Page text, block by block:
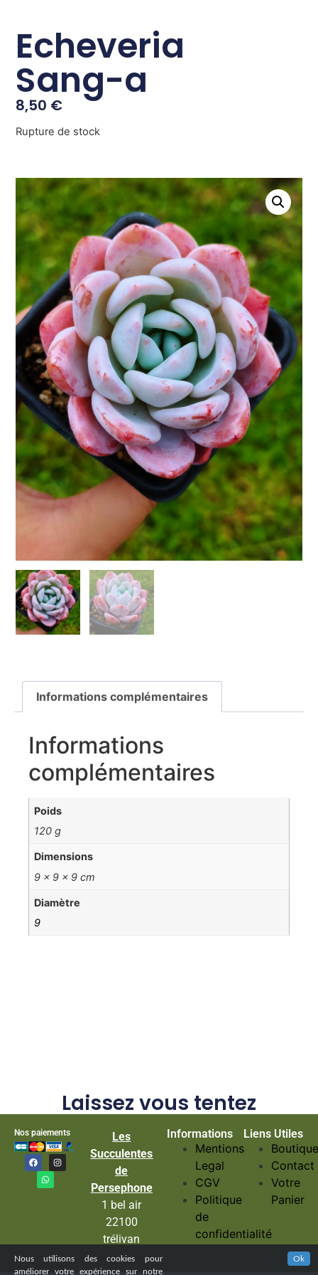
Echeveria
Sang-a
8,50 €
Rupture de stock
Informations complémentaires
Informations
complémentaires
Poids
120 g
Dimensions
9 × 9 × 9 cm
Diamètre
9
Laissez vous tentez
Nos paiements
Les
Succulentes
de
Persephone
1 bel air
22100
trélivan
Informations
Mentions
Legal
CGV
Politique
de
confidentialité
Liens Utiles
Contact
Votre
Panier
Nous utilisons des cookies pour
améliorer votre expérience sur notre
Ok